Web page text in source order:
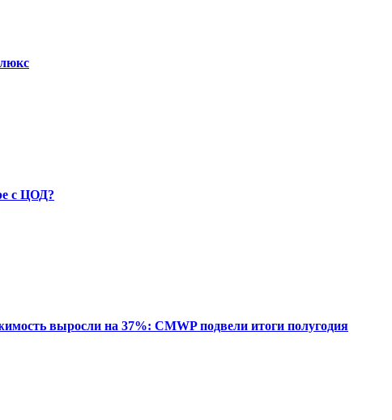
с ЦОД?
выросли на 37%: CMWP подвели итоги полугодия